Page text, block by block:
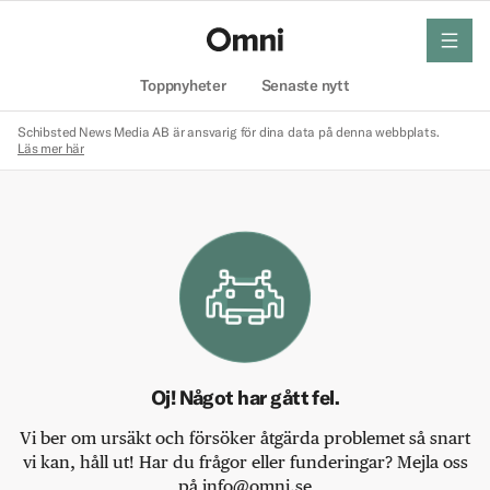
Toppnyheter Senaste nytt
meny
Schibsted News Media AB är ansvarig för dina data på denna webbplats.
Läs mer här
Oj! Något har gått fel.
Vi ber om ursäkt och försöker åtgärda problemet så snart
vi kan, håll ut! Har du frågor eller funderingar? Mejla oss